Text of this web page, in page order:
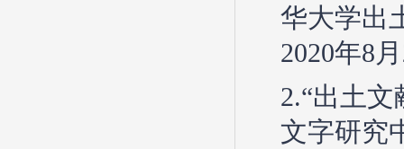
华大学出
2020年8
2.“出土
文字研究